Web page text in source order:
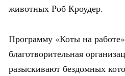
животных Роб Кроудер.
Программу «Коты на
благотворительная
разыскивают бездомных